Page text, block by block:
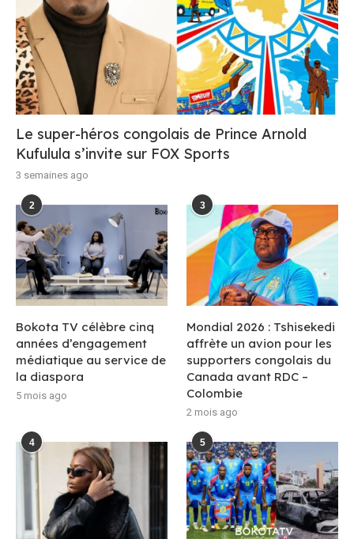
Le super-héros congolais de Prince Arnold
Kufulula s’invite sur FOX Sports
3 semaines ago
2
Bokota TV célèbre cinq
années d’engagement
médiatique au service de
la diaspora
5 mois ago
3
Mondial 2026 : Tshisekedi
affrète un avion pour les
supporters congolais du
Canada avant RDC –
Colombie
2 mois ago
4 5